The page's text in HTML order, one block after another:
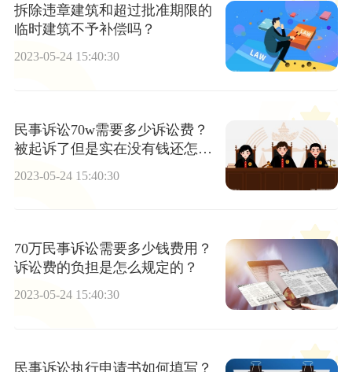
拆除违章建筑和超过批准期限的
临时建筑不予补偿吗？
2023-05-24 15:40:30
民事诉讼70w需要多少诉讼费？
被起诉了但是实在没有钱还怎么
2023-05-24 15:40:30
70万民事诉讼需要多少钱费用？
诉讼费的负担是怎么规定的？
2023-05-24 15:40:30
民事诉讼执行申请书如何填写？